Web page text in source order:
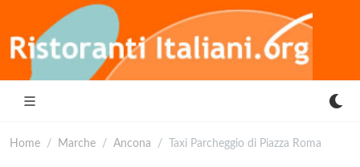
Home Marche Ancona Taxi Parcheggio di Piazza Roma